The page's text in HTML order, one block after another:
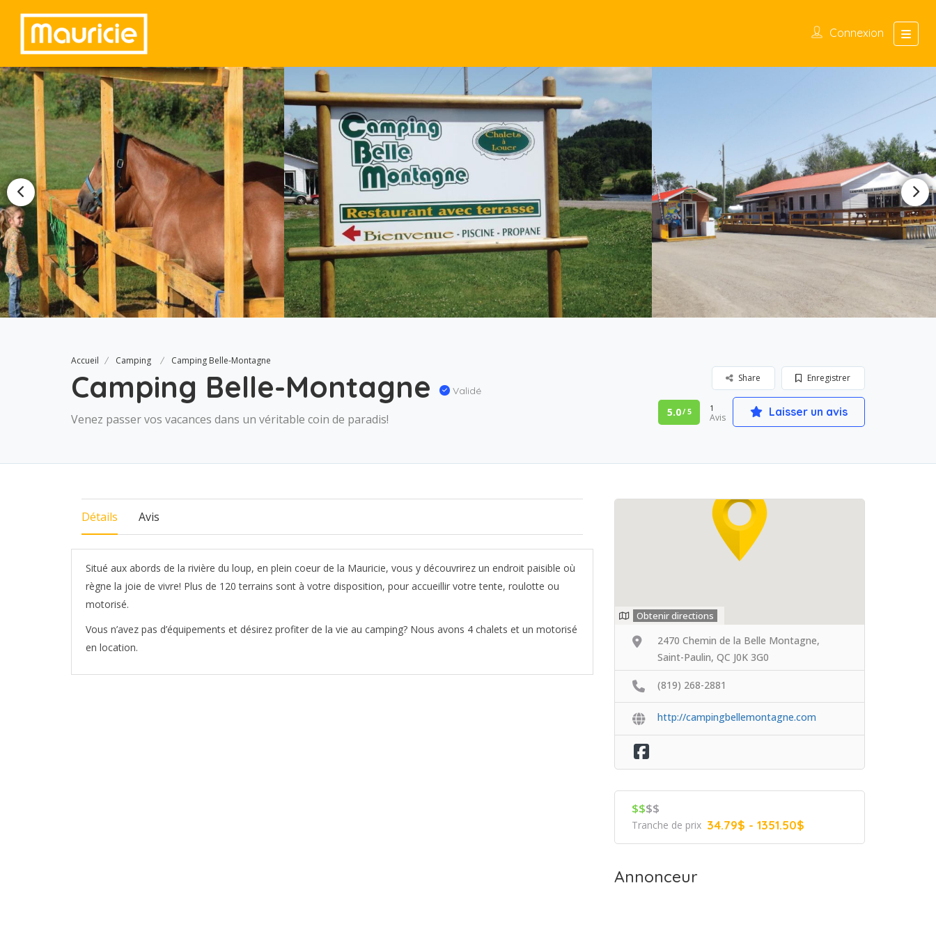
Connexion
Accueil Camping Camping Belle-Montagne
Camping Belle-Montagne Validé
Venez passer vos vacances dans un véritable coin de paradis!
Enregistrer
Share
5.0/ 5 1
Avis Laisser un avis
Détails Avis
Situé aux abords de la rivière du loup, en plein coeur de la Mauricie, vous y découvrirez un endroit paisible où
règne la joie de vivre! Plus de 120 terrains sont à votre disposition, pour accueillir votre tente, roulotte ou
motorisé.
Vous n’avez pas d’équipements et désirez profiter de la vie au camping? Nous avons 4 chalets et un motorisé
en location.
Obtenir directions
2470 Chemin de la Belle Montagne,
Saint-Paulin, QC J0K 3G0
(819) 268-2881
http://campingbellemontagne.com
$$$$
Tranche de prix 34.79$ - 1351.50$
Annonceur